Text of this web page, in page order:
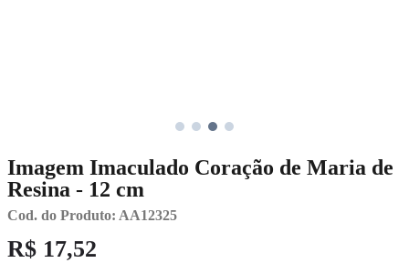
Imagem Imaculado Coração de Maria de
Resina - 12 cm
Cod. do Produto: AA12325
R$ 17,52